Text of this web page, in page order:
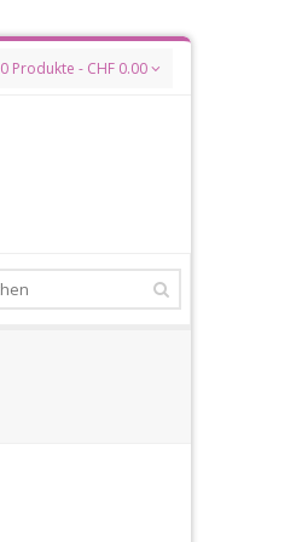
0 Produkte - CHF 0.00